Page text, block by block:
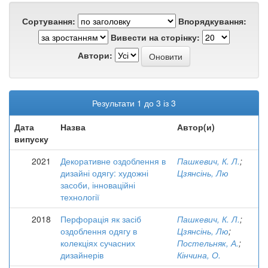
Сортування:
Впорядкування:
Вивести на сторінку:
Автори:
Результати 1 до 3 із 3
Дата
випуску
Назва Автор(и)
2021
Декоративне оздоблення в
дизайні одягу: художні
засоби, інноваційні
технології
Пашкевич, К. Л.;
Цзянсінь, Лю
2018
Перфорація як засіб
оздоблення одягу в
колекціях сучасних
дизайнерів
Пашкевич, К. Л.;
Цзянсінь, Лю;
Постельняк, А.;
Кінчина, О.